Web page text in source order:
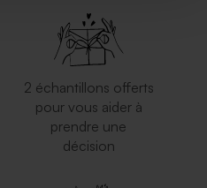
2 échantillons offerts
pour vous aider à
prendre une
décision